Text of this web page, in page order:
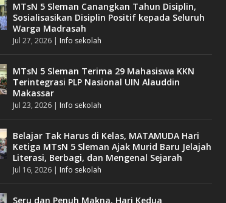
MTsN 5 Sleman Canangkan Tahun Disiplin,
Sosialisasikan Disiplin Positif kepada Seluruh
Warga Madrasah
Jul 27, 2026 Info sekolah
MTsN 5 Sleman Terima 29 Mahasiswa KKN
Terintegrasi PLP Nasional UIN Alauddin
Makassar
Jul 23, 2026 Info sekolah
Belajar Tak Harus di Kelas, MATAMUDA Hari
Ketiga MTsN 5 Sleman Ajak Murid Baru Jelajah
Literasi, Berbagi, dan Mengenal Sejarah
Jul 16, 2026 Info sekolah
Seru dan Penuh Makna, Hari Kedua